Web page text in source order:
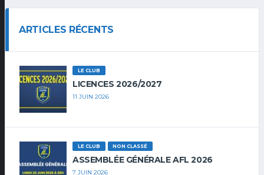
ARTICLES RÉCENTS
LE CLUB
LICENCES 2026/2027
11 JUIN 2026
LE CLUB NON CLASSÉ
ASSEMBLÉE GÉNÉRALE AFL 2026
7 JUIN 2026